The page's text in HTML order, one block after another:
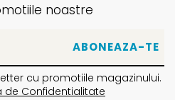
noastre
cu promotiile magazinului.
de Confidentialitate